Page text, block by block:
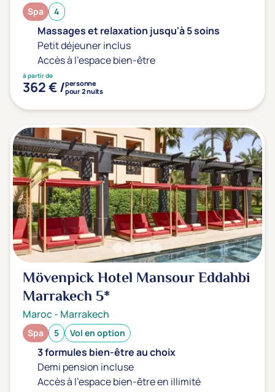
Spa 4
Massages et relaxation jusqu'à 5 soins
Petit déjeuner inclus
Accès à l'espace bien-être
à partir de
362 € /personne
pour 2 nuits
Mövenpick Hotel Mansour Eddahbi
Marrakech 5*
Maroc- Marrakech
Spa 5 Vol en option
3 formules bien-être au choix
Demi pension incluse
Accès à l'espace bien-être en illimité